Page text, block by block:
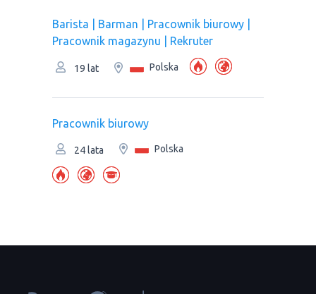
Barista | Barman | Pracownik biurowy |
Рracownik magazynu | Rekruter
19 lat Polska
Pracownik biurowy
24 lata Polska